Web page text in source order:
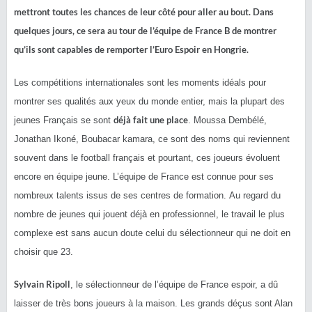
mettront toutes les chances de leur côté pour aller au bout. Dans
quelques jours, ce sera au tour de l’équipe de France B de montrer
qu’ils sont capables de remporter l’Euro Espoir en Hongrie.
Les compétitions internationales sont les moments idéals pour
montrer ses qualités aux yeux du monde entier, mais la plupart des
jeunes Français se sont déjà fait une place. Moussa Dembélé,
Jonathan
Ikoné, Boubacar kamara, ce sont des noms qui reviennent
souvent dans le football français et pourtant, ces joueurs évoluent
encore en équipe jeune. L’équipe de France est connue pour ses
nombreux talents issus de ses centres de formation. Au regard du
nombre de jeunes qui jouent déjà en professionnel, le travail le plus
complexe est sans aucun doute celui du sélectionneur qui ne doit en
choisir que 23.
Sylvain Ripoll, le sélectionneur de l’équipe de France espoir, a dû
laisser de très bons joueurs à la maison. Les grands déçus sont Alan